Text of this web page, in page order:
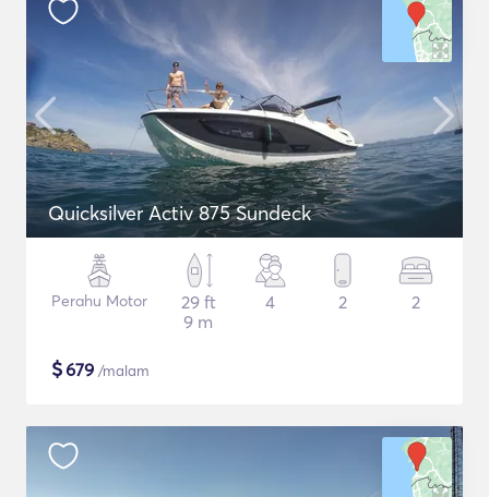
Quicksilver Activ 875 Sundeck
Perahu Motor
29 ft
9 m
4 2 2
$679 /malam